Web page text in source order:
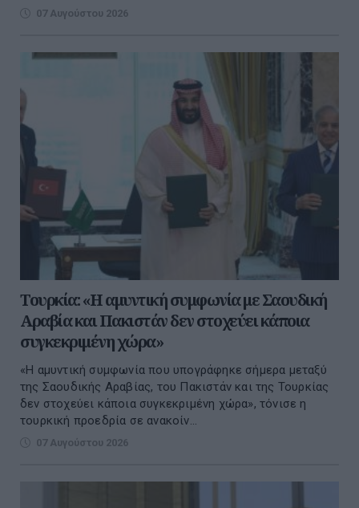
07 Αυγούστου 2026
Τουρκία: «Η αμυντική συμφωνία με Σαουδική
Αραβία και Πακιστάν δεν στοχεύει κάποια
συγκεκριμένη χώρα»
«Η αμυντική συμφωνία που υπογράφηκε σήμερα μεταξύ
της Σαουδικής Αραβίας, του Πακιστάν και της Τουρκίας
δεν στοχεύει κάποια συγκεκριμένη χώρα», τόνισε η
τουρκική προεδρία σε ανακοίν...
07 Αυγούστου 2026